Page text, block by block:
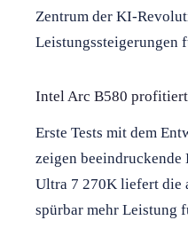
Zentrum der KI-
Leistungssteigerungen
Intel Arc B580
Erste Tests mit dem
zeigen beeindruckende
Ultra 7 270K liefert die
spürbar mehr Leistung